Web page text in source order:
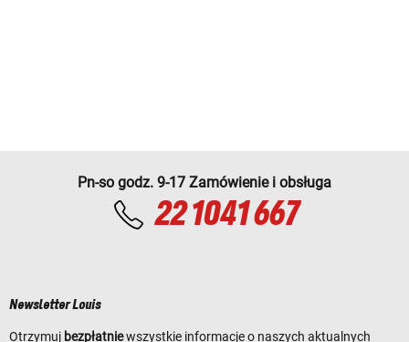
Pn-so godz. 9-17 Zamówienie i obsługa
22 1041 667
Newsletter Louis
Otrzymuj bezpłatniewszystkie informacje o naszych aktualnych